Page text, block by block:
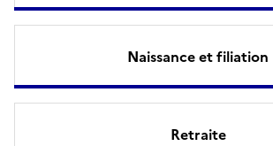
Naissance et filiation
Retraite